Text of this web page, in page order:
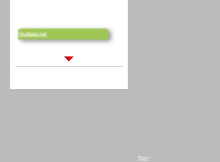
Sprachassistenten
Start